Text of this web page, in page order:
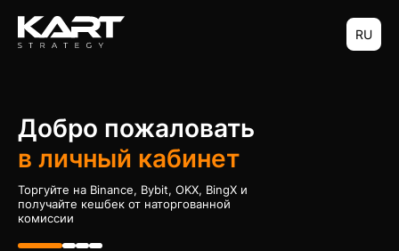
RU
Добро пожаловать
в личный кабинет
Торгуйте на Binance, Bybit, OKX, BingX и
получайте кешбек от наторгованной
комиссии